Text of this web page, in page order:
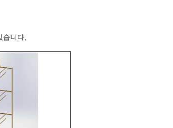
니다,